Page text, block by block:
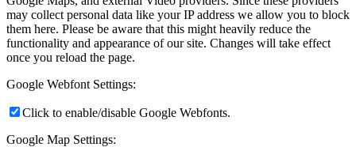
may collect personal data like your IP address we allow you to block
them here. Please be aware that this might heavily reduce the
functionality and appearance of our site. Changes will take effect
once you reload the page.
Google Webfont Settings:
Click to enable/disable Google Webfonts.
Google Map Settings: